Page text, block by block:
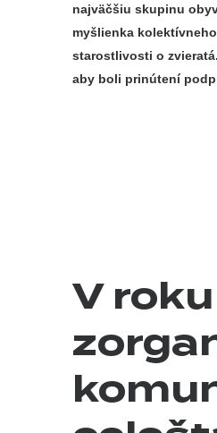
najväčšiu skupinu
myšlienka
starostlivosti o
aby boli prinútení
V